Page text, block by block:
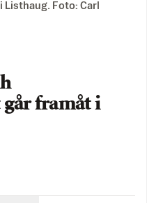
Foto: Carl
framåt i